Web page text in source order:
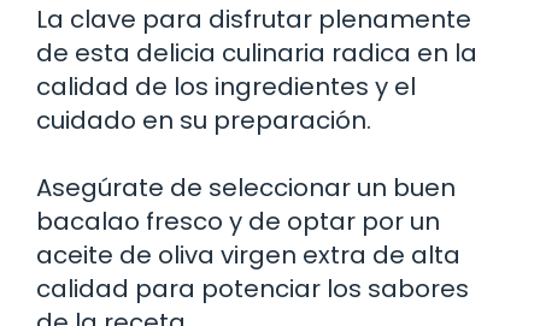
La clave para disfrutar plenamente
de esta delicia culinaria radica en la
calidad de los ingredientes y el
cuidado en su preparación.
Asegúrate de seleccionar un buen
bacalao fresco y de optar por un
aceite de oliva virgen extra de alta
calidad para potenciar los sabores